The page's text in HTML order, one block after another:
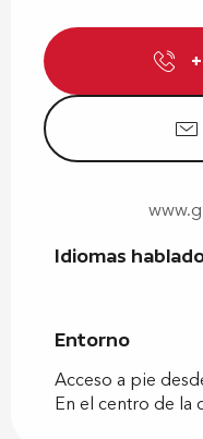
Idiomas
Idiomas
Entorno
Entorno
Acceso a pie
En el centro de la